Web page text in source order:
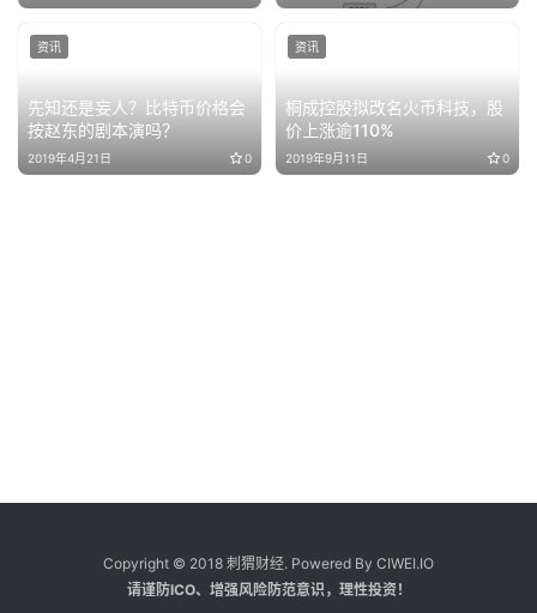
先知还是妄人？比特币价格会
按赵东的剧本演吗？
2019年4月21日 0
资讯
桐成控股拟改名火币科技，股
价上涨逾110%
2019年9月11日 0
资讯
Copyright © 2018 刺猬财经. Powered By CIWEI.IO
请谨防ICO、增强风险防范意识，理性投资！